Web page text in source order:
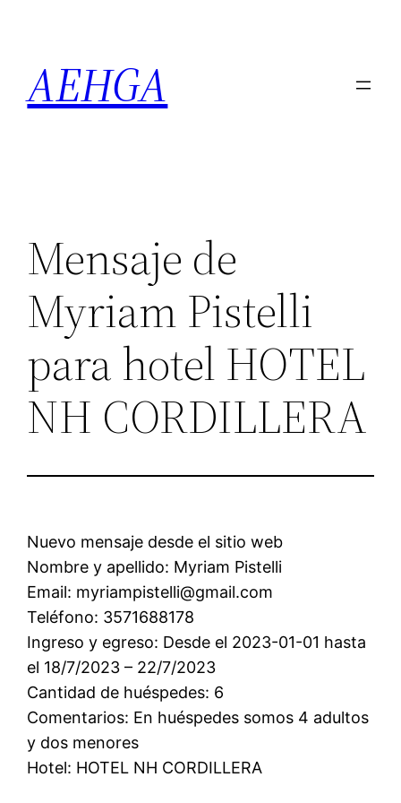
contenido
AEHGA
Mensaje de
Myriam Pistelli
para hotel HOTEL
NH CORDILLERA
Nuevo mensaje desde el sitio web
Nombre y apellido: Myriam Pistelli
Email: myriampistelli@gmail.com
Teléfono: 3571688178
Ingreso y egreso: Desde el 2023-01-01 hasta
el 18/7/2023 – 22/7/2023
Cantidad de huéspedes: 6
Comentarios: En huéspedes somos 4 adultos
y dos menores
Hotel: HOTEL NH CORDILLERA